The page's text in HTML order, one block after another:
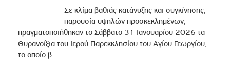
Σε κλίμα βαθιάς κατάνυξης και συγκίνησης,
παρουσία υψηλών προσκεκλημένων,
πραγματοποιήθηκαν το Σάββατο 31 Ιανουαρίου 2026 τα
Θυρανοίξια του Ιερού Παρεκκλησίου του Αγίου Γεωργίου,
το οποίο β